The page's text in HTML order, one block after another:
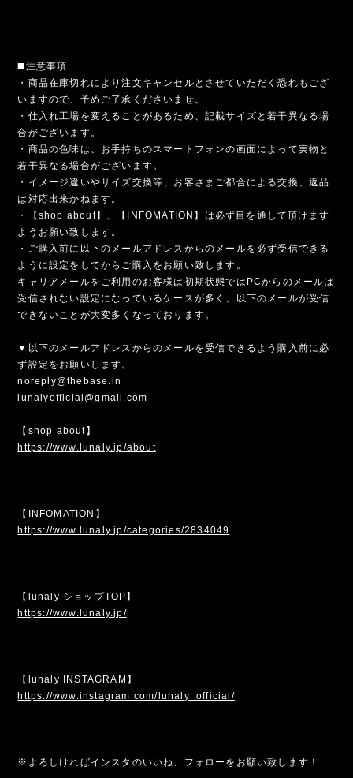
◼️注意事項
・商品在庫切れにより注文キャンセルとさせていただく恐れもござ
いますので、予めご了承くださいませ。
・仕入れ工場を変えることがあるため、記載サイズと若干異なる場
合がございます。
・商品の色味は、お手持ちのスマートフォンの画面によって実物と
若干異なる場合がございます。
・イメージ違いやサイズ交換等、お客さまご都合による交換、返品
は対応出来かねます。
・【shop about】、【INFOMATION】は必ず目を通して頂けます
ようお願い致します。
・ご購入前に以下のメールアドレスからのメールを必ず受信できる
ように設定をしてからご購入をお願い致します。
キャリアメールをご利用のお客様は初期状態ではPCからのメールは
受信されない設定になっているケースが多く、以下のメールが受信
できないことが大変多くなっております。
▼以下のメールアドレスからのメールを受信できるよう購入前に必
ず設定をお願いします。
noreply@thebase.in
lunalyofficial@gmail.com
【shop about】
https://www.lunaly.jp/about
【INFOMATION】
https://www.lunaly.jp/categories/2834049
【lunaly ショップTOP】
https://www.lunaly.jp/
【lunaly INSTAGRAM】
https://www.instagram.com/lunaly_official/
※よろしければインスタのいいね、フォローをお願い致します！